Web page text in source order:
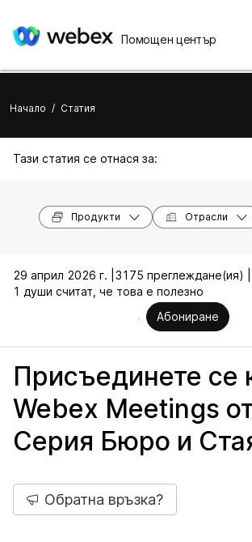
Помощен център
Начало / Статия
Тази статия се отнася за:
Продукти Отрасли
29 април 2026 г. | 3175 преглеждане(ия) |
1 души считат, че това е полезно
Абониране
Присъединете се
Webex Meetings
Серия Бюро и
Обратна връзка?